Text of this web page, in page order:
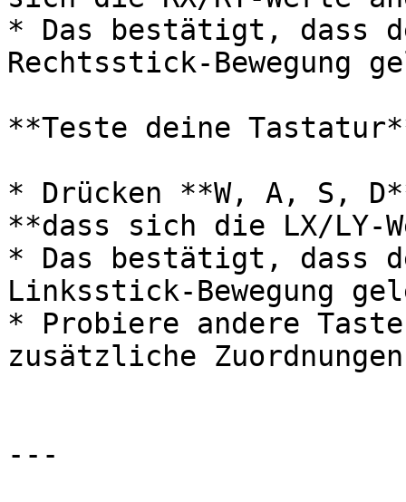
* Das bestätigt, dass
Rechtsstick-Bewegung
**Teste deine
* Drücken **W, A, S,
**dass sich die LX/LY-
* Das bestätigt, dass
Linksstick-Bewegung
* Probiere andere
zusätzliche
---